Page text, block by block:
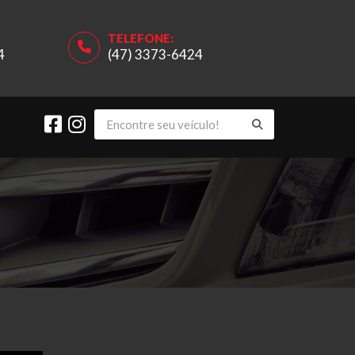
TELEFONE:
(47) 3373-6424